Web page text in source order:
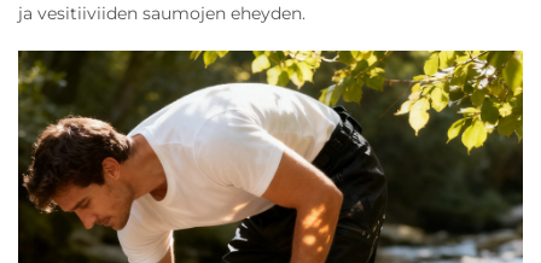
ja vesitiiviiden saumojen eheyden.